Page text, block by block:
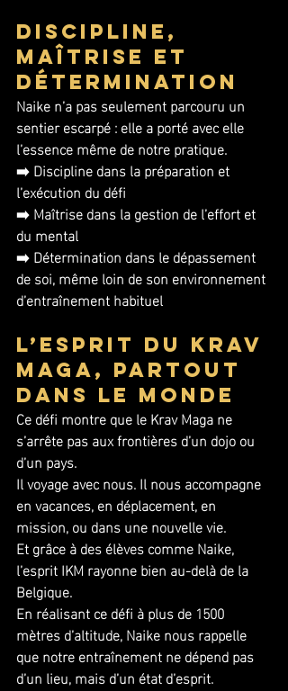
Discipline,
maîtrise et
détermination
Naike n’a pas seulement parcouru un
sentier escarpé : elle a porté avec elle
l’essence même de notre pratique.
➡️ Discipline dans la préparation et
l’exécution du défi
➡️ Maîtrise dans la gestion de l’effort et
du mental
➡️ Détermination dans le dépassement
de soi, même loin de son environnement
d’entraînement habituel
L’esprit du Krav
Maga, partout
dans le monde
Ce défi montre que le Krav Maga ne
s’arrête pas aux frontières d’un dojo ou
d’un pays.
Il voyage avec nous. Il nous accompagne
en vacances, en déplacement, en
mission, ou dans une nouvelle vie.
Et grâce à des élèves comme Naike,
l’esprit IKM rayonne bien au-delà de la
Belgique.
En réalisant ce défi à plus de 1500
mètres d’altitude, Naike nous rappelle
que notre entraînement ne dépend pas
d’un lieu, mais d’un état d’esprit.